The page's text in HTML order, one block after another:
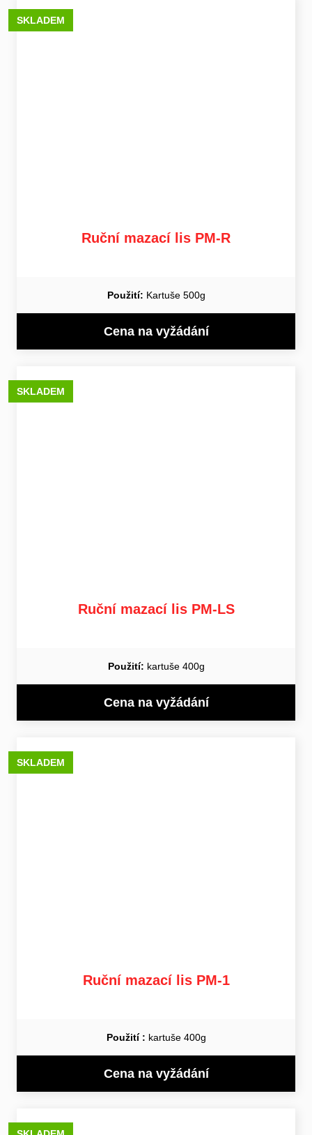
SKLADEM
Ruční mazací lis PM-R
Použití: Kartuše 500g
Cena na vyžádání
SKLADEM
Ruční mazací lis PM-LS
Použití: kartuše 400g
Cena na vyžádání
SKLADEM
Ruční mazací lis PM-1
Použití : kartuše 400g
Cena na vyžádání